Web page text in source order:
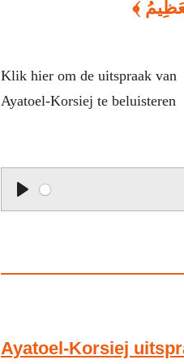
﴾
Klik hier om de uitspraak van
Ayatoel-Korsiej te beluisteren
P
a
Ayatoel-Korsiej